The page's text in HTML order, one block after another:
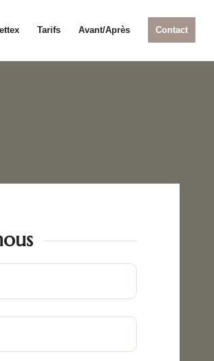
Tarifs Avant/Après Contact